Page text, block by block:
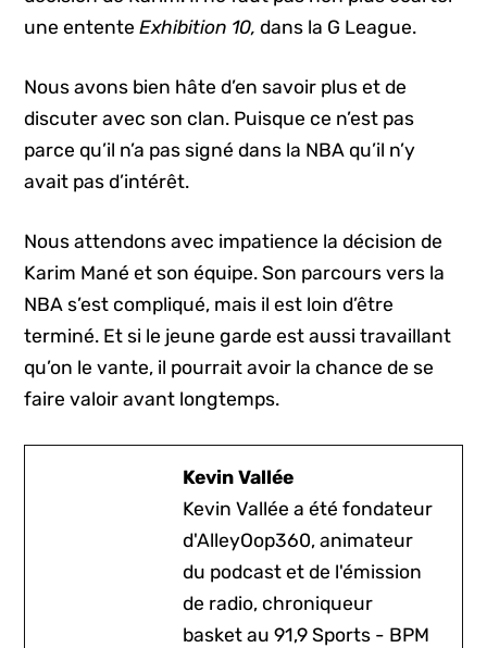
une ententeExhibition 10, dans la G League.
Nous avons bien hâte d’en savoir plus et de
discuter avec son clan. Puisque ce n’est pas
parce qu’il n’a pas signé dans la NBA qu’il n’y
avait pas d’intérêt.
Nous attendons avec impatience la décision de
Karim Mané et son équipe. Son parcours vers la
NBA s’est compliqué, mais il est loin d’être
terminé. Et si le jeune garde est aussi travaillant
qu’on le vante, il pourrait avoir la chance de se
faire valoir avant longtemps.
Kevin Vallée
Kevin Vallée a été fondateur
d'AlleyOop360, animateur
du podcast et de l'émission
de radio, chroniqueur
basket au 91,9 Sports - BPM